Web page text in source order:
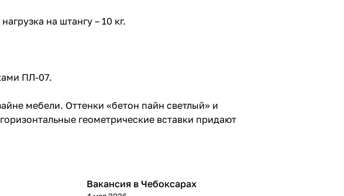
на штангу – 10 кг.
ПЛ-07.
мебели. Оттенки «бетон пайн светлый» и
геометрические вставки придают
Вакансия в Чебоксарах